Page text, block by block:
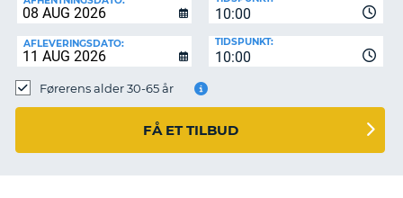
10:00
AFLEVERINGSDATO:
10:00
TIDSPUNKT:
Førerens alder 30-65 år
FÅ ET TILBUD